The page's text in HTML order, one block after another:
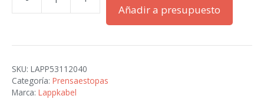
SKINTOP
MS-
32x1,5
Añadir a presupuesto
SKU: LAPP53112040
Categoría: Prensaestopas
Marca: Lappkabel